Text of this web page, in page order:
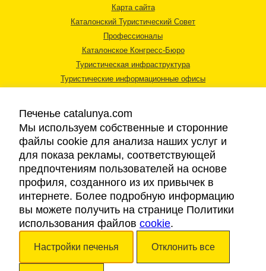
Карта сайта
Каталонский Туристический Совет
Профессионалы
Каталонское Конгресс-Бюро
Туристическая инфраструктура
Туристические информационные офисы
Правовая информация
Cookies
Доступность
Авторские права © 2026. Каталонский Туристический Совет. Все права
Печенье catalunya.com
Мы используем собственные и сторонние
файлы cookie для анализа наших услуг и
для показа рекламы, соответствующей
предпочтениям пользователей на основе
профиля, созданного из их привычек в
интернете. Более подробную информацию
вы можете получить на странице Политики
использования файлов cookie.
Настройки печенья Отклонить все